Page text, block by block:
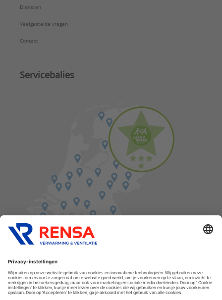
Diensten
Veelgestelde vragen
Contact
Servicebalies
Cookies